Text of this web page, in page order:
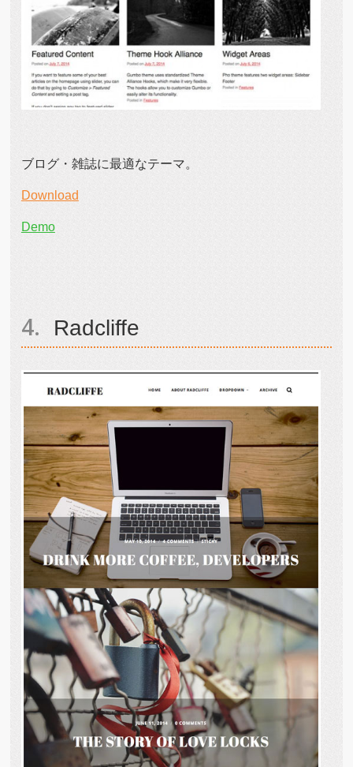
ブログ・雑誌に最適なテーマ。
Download
Demo
Radcliffe